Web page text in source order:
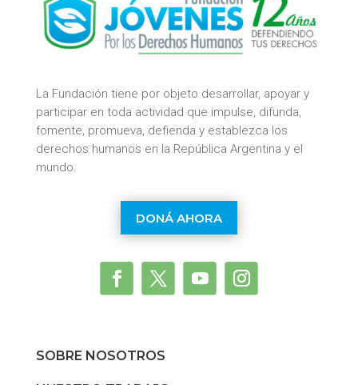
La Fundación tiene por objeto desarrollar, apoyar y
participar en toda actividad que impulse, difunda,
fomente, promueva, defienda y establezca los
derechos humanos en la República Argentina y el
mundo.
DONÁ AHORA
SOBRE NOSOTROS